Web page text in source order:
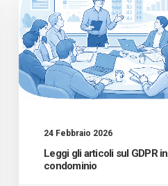
24 Febbraio 2026
Leggi gli articoli sul GDPR in
condominio